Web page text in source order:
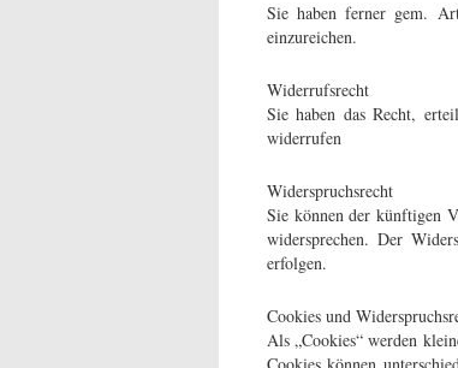
Sie haben ferner gem.
einzureichen.
Widerrufsrecht
Sie haben das Recht,
widerrufen
Widerspruchsrecht
Sie können der künftigen
widersprechen. Der
erfolgen.
Cookies und
Als „Cookies“ werden